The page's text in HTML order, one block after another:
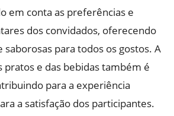
em conta as preferências e
dos convidados, oferecendo
saborosas para todos os gostos. A
pratos e das bebidas também é
para a experiência
a satisfação dos participantes.